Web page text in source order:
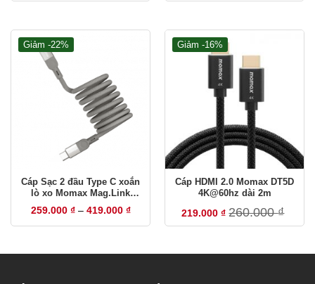
Giảm -22%
Cáp Sạc 2 đầu Type C xoắn
lò xo Momax Mag.Link
100W
259.000 ₫ – 419.000 ₫Khoảng
từ
419.000 ₫
Giảm -16%
Cáp HDMI 2.0 Momax DT5D
4K@60hz dài 2m
219.000₫ 260.000₫